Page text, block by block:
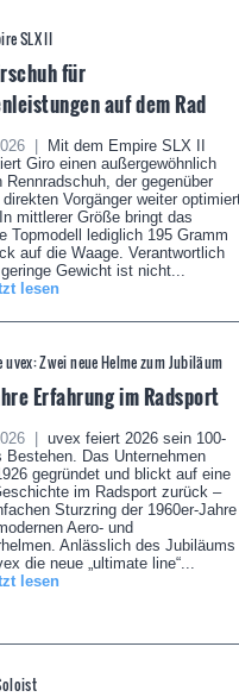
SLX II
für
auf dem Rad
|
Mit dem Empire SLX II
Giro einen außergewöhnlich
Rennradschuh, der gegenüber
Vorgänger weiter
mittlerer Größe bringt das
Topmodell lediglich 195 Gramm
auf die Waage. Verantwortlich
Gewicht ist nicht...
lesen
uvex: Zwei neue Helme zum Jubiläum
Erfahrung im Radsport
|
uvex feiert 2026 sein 100-
Bestehen. Das Unternehmen
gegründet und blickt auf eine
im Radsport zurück –
Sturzring der 1960er-Jahre
Aero- und
Anlässlich des Jubiläums
die neue „ultimate line“...
lesen